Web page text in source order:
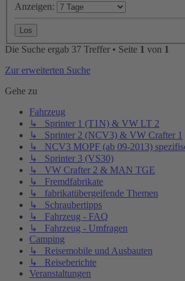
Anzeigen:
Die Suche ergab 37 Treffer • Seite 1 von 1
Zur erweiterten Suche
Gehe zu
Fahrzeug
↳ Sprinter 1 (T1N) & VW LT 2
↳ Sprinter 2 (NCV3) & VW Crafter 1
↳ NCV3 MOPF (ab 09-2013)
↳ Sprinter 3 (VS30)
↳ VW Crafter 2 & MAN TGE
↳ Fremdfabrikate
↳ fabrikatübergeifende Themen
↳ Schraubertipps
↳ Fahrzeug - FAQ
↳ Fahrzeug - Umfragen
Camping
↳ Reisemobile und Ausbauten
↳ Reiseberichte
Veranstaltungen